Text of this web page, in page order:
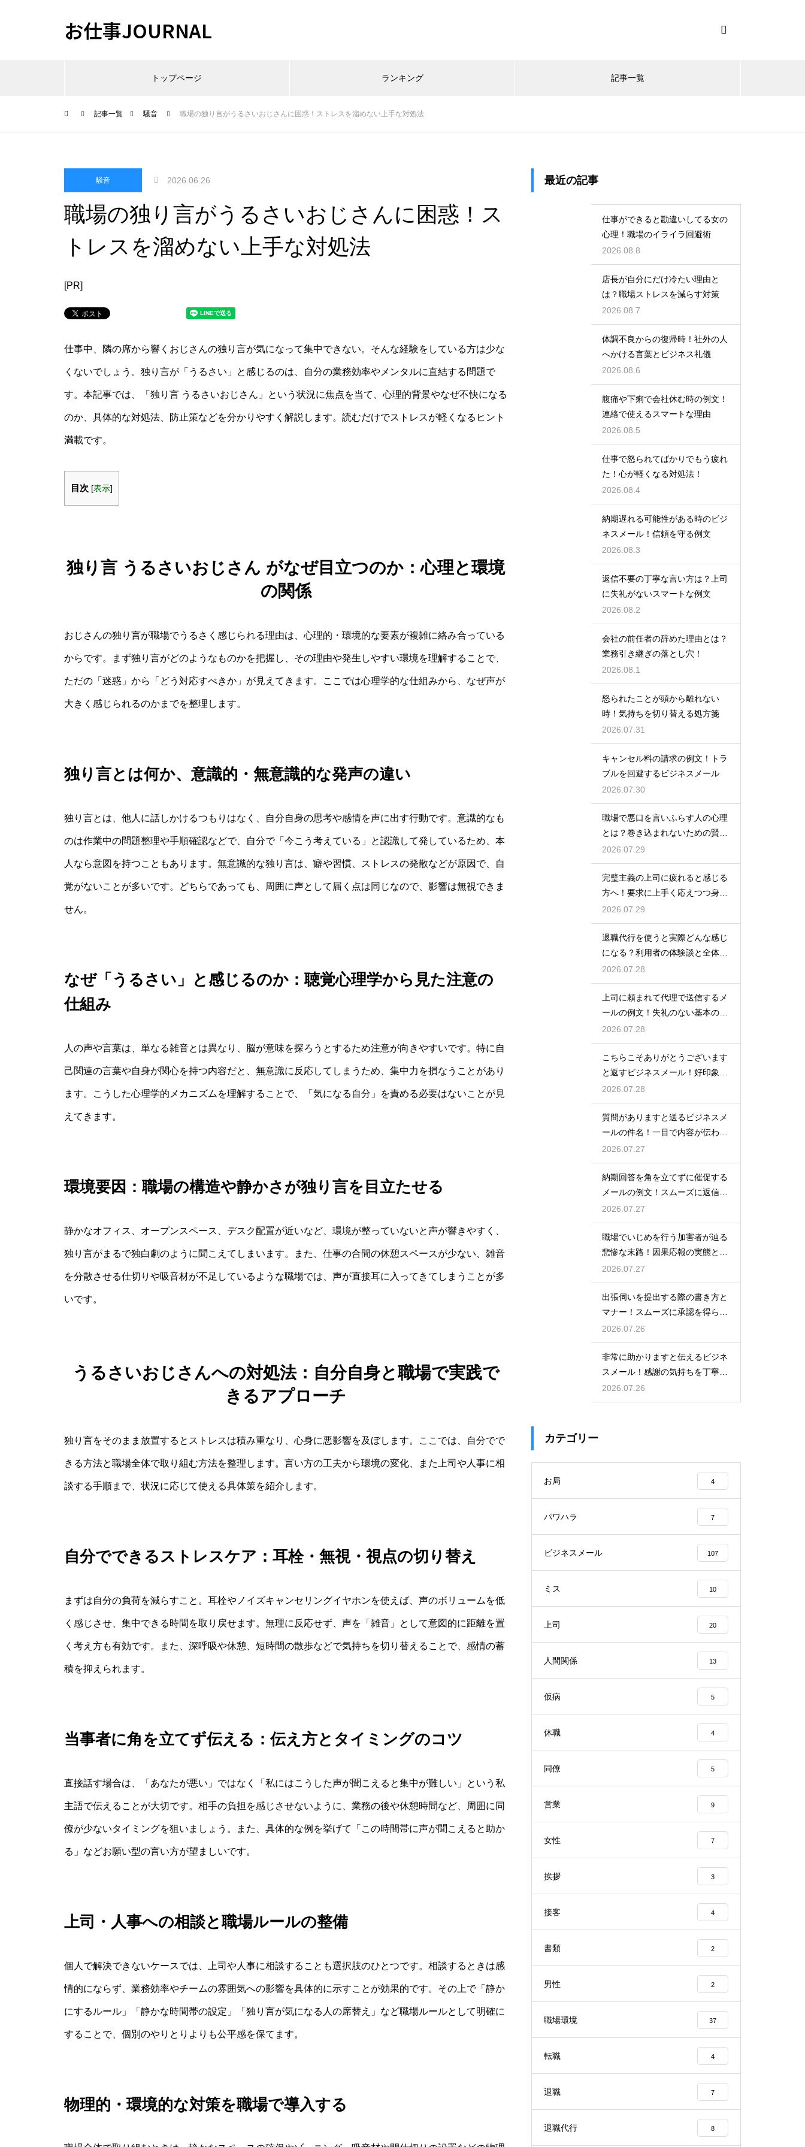
お仕事JOURNAL
トップページ ランキング 記事一覧
記事一覧 騒音 職場の独り言がうるさいおじさんに困惑！ストレスを溜めない上手な対処法
騒音 2026.06.26
職場の独り言がうるさいおじさんに困惑！ス
トレスを溜めない上手な対処法
[PR]
仕事中、隣の席から響くおじさんの独り言が気になって集中できない。そんな経験をしている方は少な
くないでしょう。独り言が「うるさい」と感じるのは、自分の業務効率やメンタルに直結する問題で
す。本記事では、「独り言 うるさいおじさん」という状況に焦点を当て、心理的背景やなぜ不快になる
のか、具体的な対処法、防止策などを分かりやすく解説します。読むだけでストレスが軽くなるヒント
満載です。
目次 [表示]
独り言 うるさいおじさん がなぜ目立つのか：心理と環境
の関係
おじさんの独り言が職場でうるさく感じられる理由は、心理的・環境的な要素が複雑に絡み合っている
からです。まず独り言がどのようなものかを把握し、その理由や発生しやすい環境を理解することで、
ただの「迷惑」から「どう対応すべきか」が見えてきます。ここでは心理学的な仕組みから、なぜ声が
大きく感じられるのかまでを整理します。
独り言とは何か、意識的・無意識的な発声の違い
独り言とは、他人に話しかけるつもりはなく、自分自身の思考や感情を声に出す行動です。意識的なも
のは作業中の問題整理や手順確認などで、自分で「今こう考えている」と認識して発しているため、本
人なら意図を持つこともあります。無意識的な独り言は、癖や習慣、ストレスの発散などが原因で、自
覚がないことが多いです。どちらであっても、周囲に声として届く点は同じなので、影響は無視できま
せん。
なぜ「うるさい」と感じるのか：聴覚心理学から見た注意の
仕組み
人の声や言葉は、単なる雑音とは異なり、脳が意味を探ろうとするため注意が向きやすいです。特に自
己関連の言葉や自身が関心を持つ内容だと、無意識に反応してしまうため、集中力を損なうことがあり
ます。こうした心理学的メカニズムを理解することで、「気になる自分」を責める必要はないことが見
えてきます。
環境要因：職場の構造や静かさが独り言を目立たせる
静かなオフィス、オープンスペース、デスク配置が近いなど、環境が整っていないと声が響きやすく、
独り言がまるで独白劇のように聞こえてしまいます。また、仕事の合間の休憩スペースが少ない、雑音
を分散させる仕切りや吸音材が不足しているような職場では、声が直接耳に入ってきてしまうことが多
いです。
うるさいおじさんへの対処法：自分自身と職場で実践で
きるアプローチ
独り言をそのまま放置するとストレスは積み重なり、心身に悪影響を及ぼします。ここでは、自分でで
きる方法と職場全体で取り組む方法を整理します。言い方の工夫から環境の変化、また上司や人事に相
談する手順まで、状況に応じて使える具体策を紹介します。
自分でできるストレスケア：耳栓・無視・視点の切り替え
まずは自分の負荷を減らすこと。耳栓やノイズキャンセリングイヤホンを使えば、声のボリュームを低
く感じさせ、集中できる時間を取り戻せます。無理に反応せず、声を「雑音」として意図的に距離を置
く考え方も有効です。また、深呼吸や休憩、短時間の散歩などで気持ちを切り替えることで、感情の蓄
積を抑えられます。
当事者に角を立てず伝える：伝え方とタイミングのコツ
直接話す場合は、「あなたが悪い」ではなく「私にはこうした声が聞こえると集中が難しい」という私
主語で伝えることが大切です。相手の負担を感じさせないように、業務の後や休憩時間など、周囲に同
僚が少ないタイミングを狙いましょう。また、具体的な例を挙げて「この時間帯に声が聞こえると助か
る」などお願い型の言い方が望ましいです。
上司・人事への相談と職場ルールの整備
個人で解決できないケースでは、上司や人事に相談することも選択肢のひとつです。相談するときは感
情的にならず、業務効率やチームの雰囲気への影響を具体的に示すことが効果的です。その上で「静か
にするルール」「静かな時間帯の設定」「独り言が気になる人の席替え」など職場ルールとして明確に
することで、個別のやりとりよりも公平感を保てます。
物理的・環境的な対策を職場で導入する
最近の記事
仕事ができると勘違いしてる女の
心理！職場のイライラ回避術
2026.08.8
店長が自分にだけ冷たい理由と
は？職場ストレスを減らす対策
2026.08.7
体調不良からの復帰時！社外の人
へかける言葉とビジネス礼儀
2026.08.6
腹痛や下痢で会社休む時の例文！
連絡で使えるスマートな理由
2026.08.5
仕事で怒られてばかりでもう疲れ
た！心が軽くなる対処法！
2026.08.4
納期遅れる可能性がある時のビジ
ネスメール！信頼を守る例文
2026.08.3
返信不要の丁寧な言い方は？上司
に失礼がないスマートな例文
2026.08.2
会社の前任者の辞めた理由とは？
業務引き継ぎの落とし穴！
2026.08.1
怒られたことが頭から離れない
時！気持ちを切り替える処方箋
2026.07.31
キャンセル料の請求の例文！トラ
ブルを回避するビジネスメール
2026.07.30
職場で悪口を言いふらす人の心理
とは？巻き込まれないための賢い
対処法
2026.07.29
完璧主義の上司に疲れると感じる
方へ！要求に上手く応えつつ身を
守る方法
2026.07.29
退職代行を使うと実際どんな感じ
になる？利用者の体験談と全体の
流れ
2026.07.28
上司に頼まれて代理で送信するメ
ールの例文！失礼のない基本の書
き方
2026.07.28
こちらこそありがとうございます
と返すビジネスメール！好印象な
例文
2026.07.28
質問がありますと送るビジネスメ
ールの件名！一目で内容が伝わる
書き方
2026.07.27
納期回答を角を立てずに催促する
メールの例文！スムーズに返信を
もらう術
2026.07.27
職場でいじめを行う加害者が辿る
悲惨な末路！因果応報の実態と身
の守り方
2026.07.27
出張伺いを提出する際の書き方と
マナー！スムーズに承認を得られ
る例文
2026.07.26
非常に助かりますと伝えるビジネ
スメール！感謝の気持ちを丁寧に
表す表現
2026.07.26
カテゴリー
お局 4
パワハラ 7
ビジネスメール 107
ミス 10
上司 20
人間関係 13
仮病 5
休職 4
同僚 5
営業 9
女性 7
挨拶 3
接客 4
書類 2
男性 2
職場環境 37
転職 4
退職 7
退職代行 8